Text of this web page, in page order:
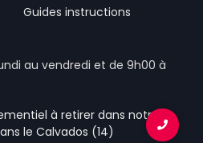
Guides instructions
au vendredi et de 9h00 à
à retirer dans notre
le Calvados (14)